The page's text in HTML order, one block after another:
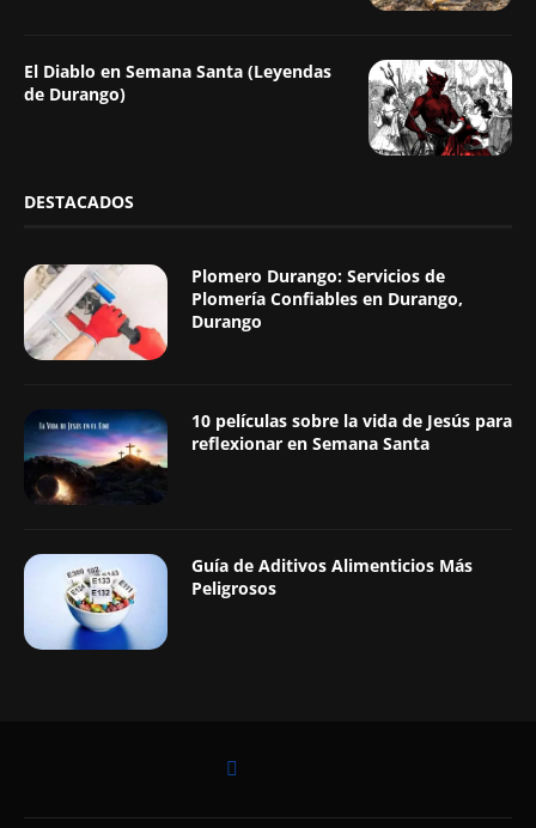
El Diablo en Semana Santa (Leyendas
de Durango)
DESTACADOS
Plomero Durango: Servicios de
Plomería Confiables en Durango,
Durango
10 películas sobre la vida de Jesús para
reflexionar en Semana Santa
Guía de Aditivos Alimenticios Más
Peligrosos